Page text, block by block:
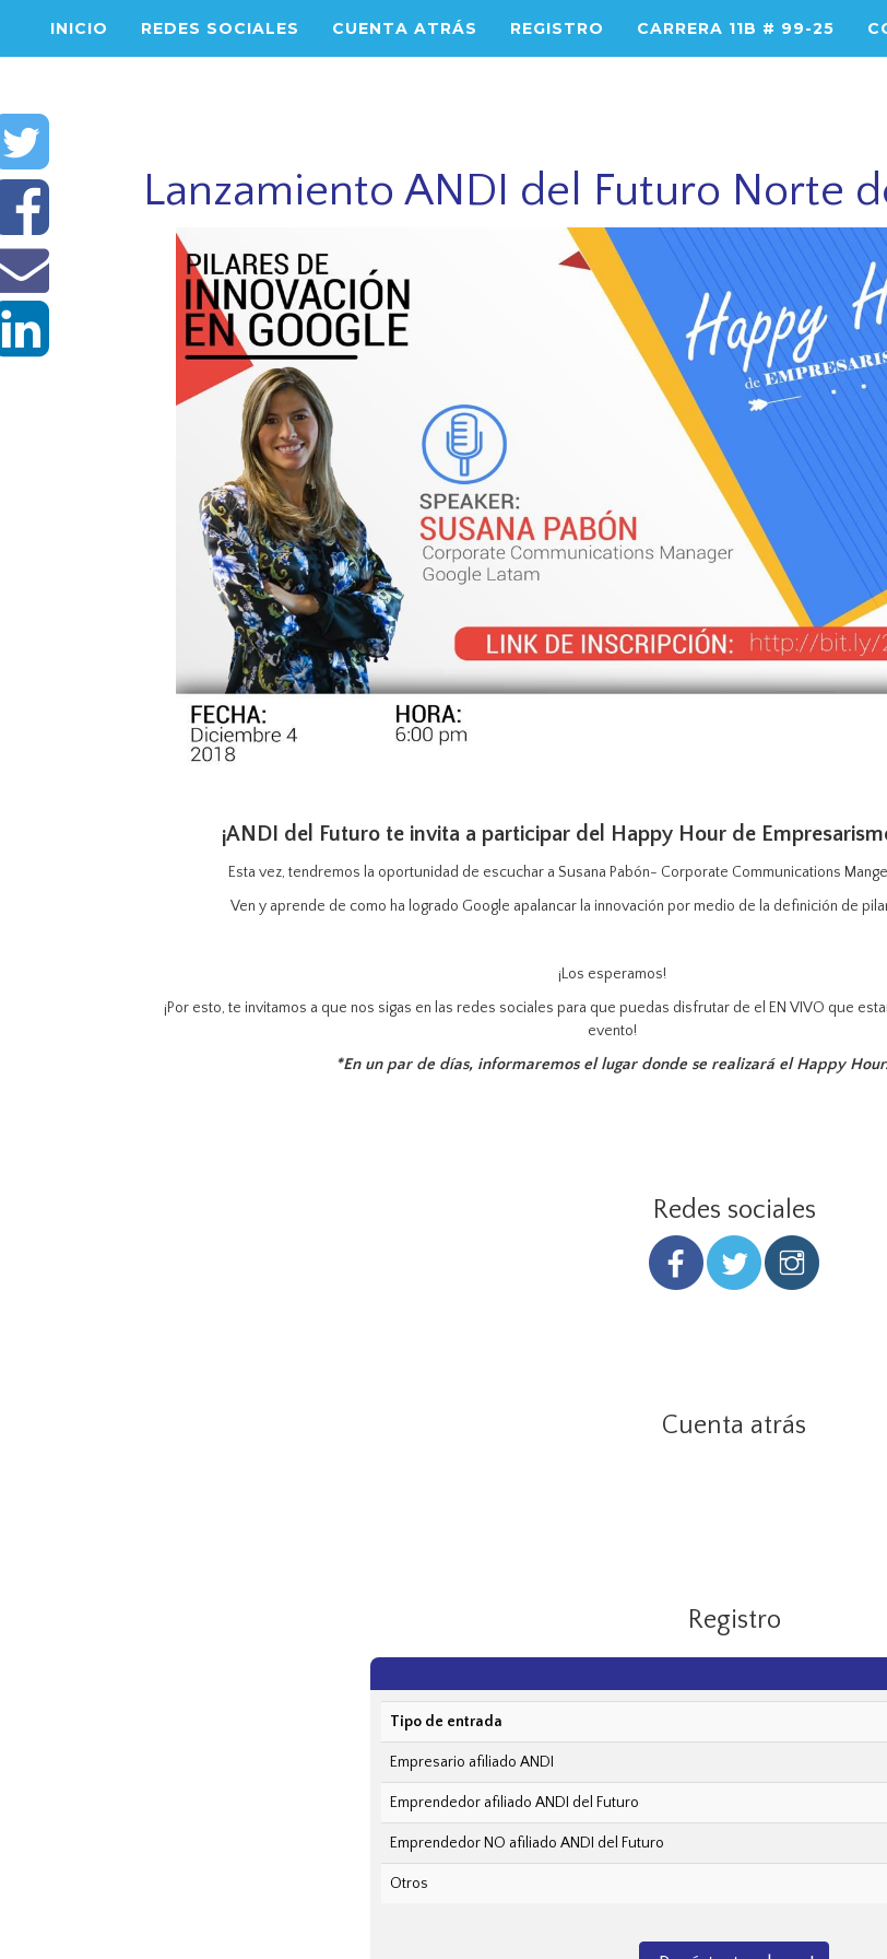
INICIO REDES SOCIALES CUENTA ATRÁS REGISTRO CARRERA 11B # 99-25
Lanzamiento ANDI del Futuro Norte
¡ANDI del Futuro te invita a participar del Happy Hour de
Esta vez, tendremos la oportunidad de escuchar a Susana Pabón- Corporate Communications
Ven y aprende de como ha logrado Google apalancar la innovación por medio de la definición de
¡Los esperamos!
¡Por esto, te invitamos a que nos sigas en las redes sociales para que puedas disfrutar de el EN VIVO que
evento!
*En un par de días, informaremos el lugar donde se realizará el Happy
Redes sociales
Cuenta atrás
Registro
Tipo de entrada
Empresario afiliado ANDI
Emprendedor afiliado ANDI del Futuro
Emprendedor NO afiliado ANDI del Futuro
Otros